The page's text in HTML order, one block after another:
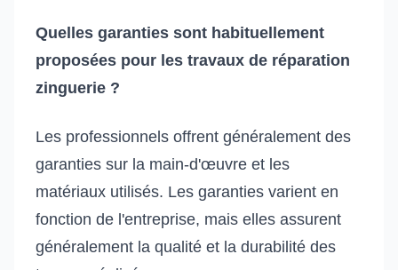
Quelles garanties sont habituellement
proposées pour les travaux de réparation
zinguerie ?
Les professionnels offrent généralement des
garanties sur la main-d'œuvre et les
matériaux utilisés. Les garanties varient en
fonction de l'entreprise, mais elles assurent
généralement la qualité et la durabilité des